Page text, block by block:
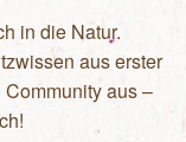
in die Natur.
aus erster
aus –